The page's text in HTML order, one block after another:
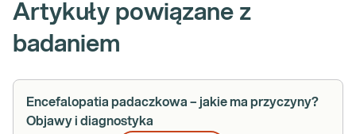
Artykuły powiązane z
badaniem
Encefalopatia padaczkowa – jakie ma przyczyny?
Objawy i diagnostyka